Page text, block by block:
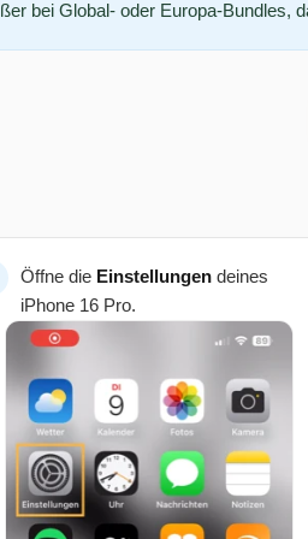
bei Global- oder Europa-Bundles,
Öffne die Einstellungen deines
iPhone 16 Pro.